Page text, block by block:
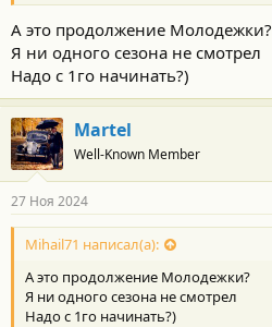
А это продолжение Молодежки?
Я ни одного сезона не смотрел
Надо с 1го начинать?)
Martel
Well-Known Member
27 Ноя 2024
Mihail71 написал(а):
А это продолжение Молодежки?
Я ни одного сезона не смотрел
Надо с 1го начинать?)